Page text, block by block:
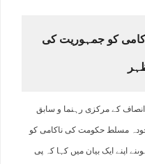
کو جمہوریت کی
کے مرکزی رہنما و سابق
مسلط حکومت کی ناکامی کو
اپنے ایک بیان میں کہا کہ پی